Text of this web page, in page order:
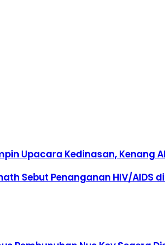
Upacara Kedinasan,
Sebut Penanganan HIV/AIDS